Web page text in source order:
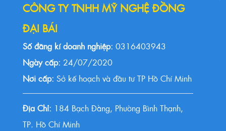
CÔNG TY TNHH MỸ NGHỆ ĐỒNG
ĐẠI BÁI
Số đăng kí doanh nghiệp: 0316403943
Ngày cấp: 24/07/2020
Nơi cấp: Sở kế hoạch và đầu tư TP Hồ Chí Minh
Địa Chỉ: 184 Bạch Đằng, Phường Bình Thạnh,
TP. Hồ Chí Minh